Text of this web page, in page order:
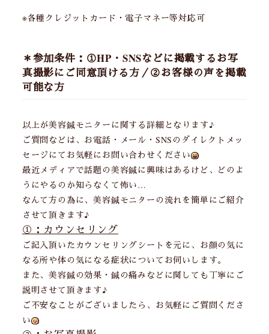
※各種クレジットカード・電子マネー等対応可
＊参加条件： ①HP・SNSなどに掲載するお写
真撮影にご同意頂ける方／②お客様の声を掲載
可能な方
以上が美容鍼モニターに関する詳細となります♪
ご質問などは、お電話・メール・SNSのダイレクトメッ
セージにてお気軽にお問い合わせください
最近メディアで話題の美容鍼に興味はあるけど、どのよ
うにやるのか知らなくて怖い…
なんて方の為に、美容鍼モニターの流れを簡単にご紹介
させて頂きます♪
①：カウンセリング
ご記入頂いたカウンセリングシートを元に、お顔の気に
なる所や体の気になる症状についてお伺いします。
また、美容鍼の効果・鍼の痛みなどに関しても丁寧にご
説明させて頂きます♪
ご不安なことがございましたら、お気軽にご質問くださ
い